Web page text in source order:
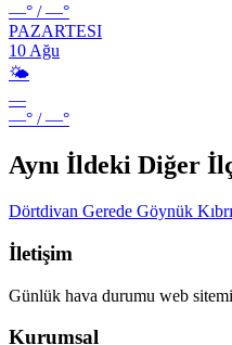
—° / —°
PAZARTESI
10 Ağu
🌤️
—
—° / —°
Aynı İldeki Diğer
Dörtdivan Gerede Göynük
İletişim
Günlük hava durumu web
Kurumsal